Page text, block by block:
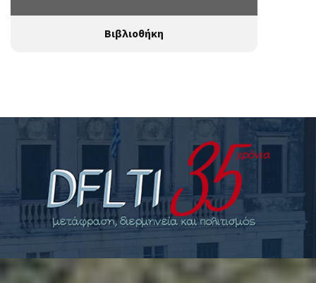
Βιβλιοθήκη